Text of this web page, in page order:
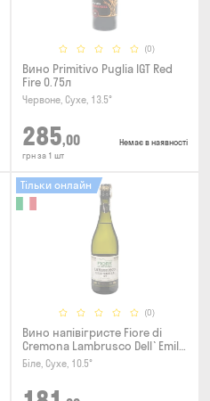
(0)
Вино Primitivo Puglia IGT Red
Fire 0.75л
Червоне, Сухе, 13.5°
285,00
грн за 1 шт
Немає в наявності
(0)
Тільки онлайн
Вино напівігристе Fiore di
Cremona Lambrusco Dell`Emilia
IGT Bianco Secco 0.75л
Біле, Сухе, 10.5°